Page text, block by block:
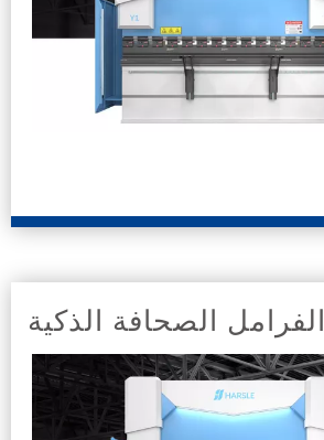
الفرامل الصحافة الذكية